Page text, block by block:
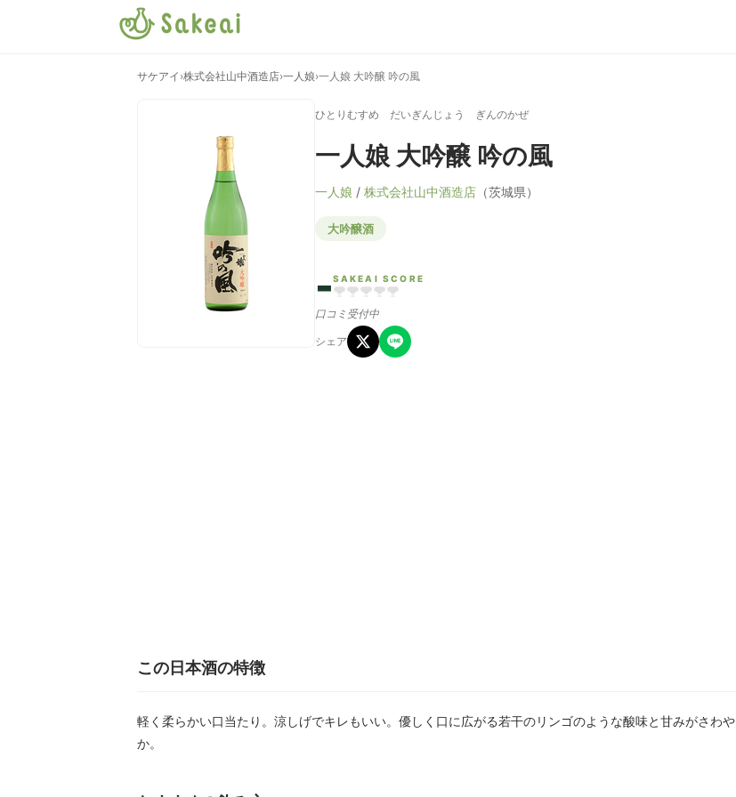
サケアイ ›株式会社山中酒造店›一人娘›一人娘 大吟醸 吟の風
ひとりむすめ だいぎんじょう ぎんのかぜ
一人娘 大吟醸 吟の風
一人娘 / 株式会社山中酒造店 （茨城県）
大吟醸酒
-SAKEAI SCORE
口コミ受付中
シェア
この日本酒の特徴
軽く柔らかい口当たり。涼しげでキレもいい。優しく口に広がる若干のリンゴのような酸味と甘みがさわや
か。